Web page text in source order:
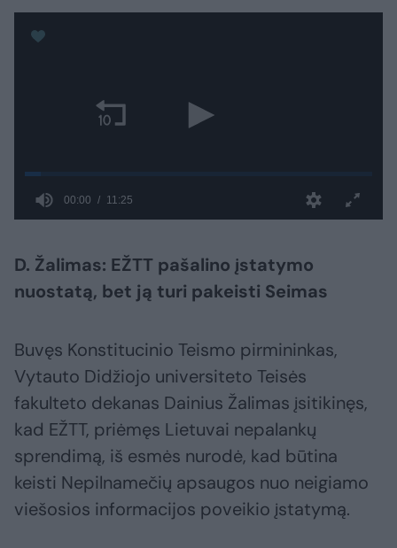
D. Žalimas: EŽTT pašalino įstatymo
nuostatą, bet ją turi pakeisti Seimas
Buvęs Konstitucinio Teismo pirmininkas,
Vytauto Didžiojo universiteto Teisės
fakulteto dekanas Dainius Žalimas įsitikinęs,
kad EŽTT, priėmęs Lietuvai nepalankų
sprendimą, iš esmės nurodė, kad būtina
keisti Nepilnamečių apsaugos nuo neigiamo
viešosios informacijos poveikio įstatymą.